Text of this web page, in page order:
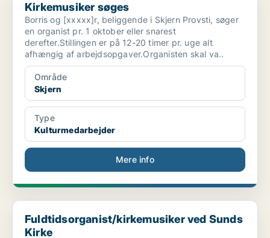
Kirkemusiker søges
Borris og [xxxxx]r, beliggende i Skjern Provsti, søger
en organist pr. 1 oktober eller snarest
derefter.Stillingen er på 12-20 timer pr. uge alt
afhængig af arbejdsopgaver.Organisten skal va..
Område
Skjern
Type
Kulturmedarbejder
Mere info
Fuldtidsorganist/kirkemusiker ved Sunds Kirke
Fuldtidsorganist/kirkemusiker ved Sunds
Kirke